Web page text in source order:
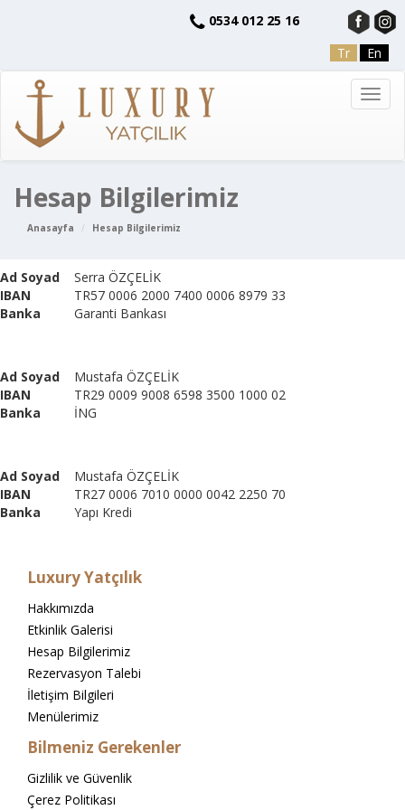
0534 012 25 16
Tr
En
Hesap Bilgilerimiz
Anasayfa Hesap Bilgilerimiz
Ad Soyad Serra ÖZÇELİK
IBAN
TR57 0006 2000 7400 0006 8979 33
Banka
Garanti Bankası
Ad Soyad Mustafa ÖZÇELİK
IBAN
TR29 0009 9008 6598 3500 1000 02
Banka
İNG
Ad Soyad Mustafa ÖZÇELİK
IBAN
TR27 0006 7010 0000 0042 2250 70
Banka
Yapı Kredi
Luxury Yatçılık
Hakkımızda
Etkinlik Galerisi
Hesap Bilgilerimiz
Rezervasyon Talebi
İletişim Bilgileri
Menülerimiz
Bilmeniz Gerekenler
Gizlilik ve Güvenlik
Çerez Politikası